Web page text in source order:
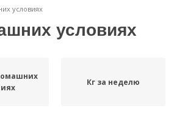
условиях
условиях
Кг за неделю